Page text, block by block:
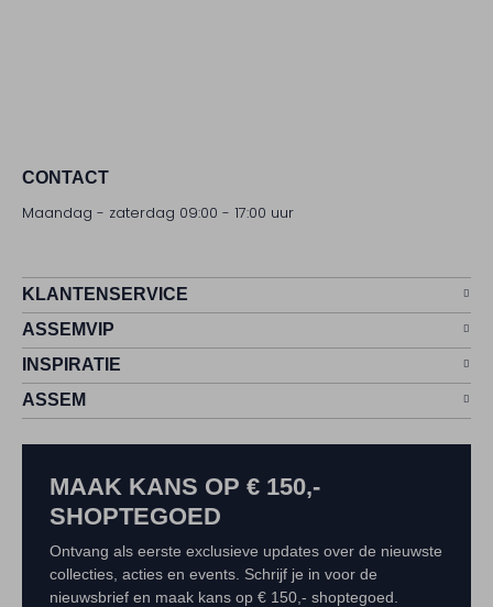
CONTACT
Maandag - zaterdag 09:00 - 17:00 uur
KLANTENSERVICE
ASSEMVIP
INSPIRATIE
ASSEM
MAAK KANS OP € 150,-
SHOPTEGOED
Ontvang als eerste exclusieve updates over de nieuwste
collecties, acties en events. Schrijf je in voor de
nieuwsbrief en maak kans op € 150,- shoptegoed.